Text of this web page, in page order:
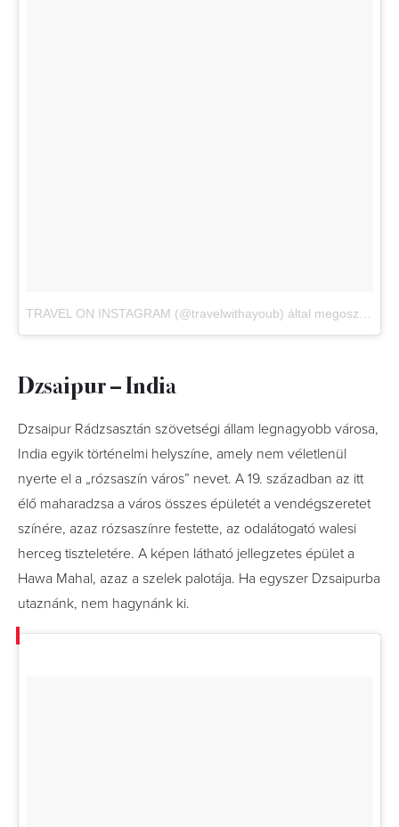
Dzsaipur – India
Dzsaipur Rádzsasztán szövetségi állam legnagyobb városa,
India egyik történelmi helyszíne, amely nem véletlenül
nyerte el a „rózsaszín város” nevet. A 19. században az itt
élő maharadzsa a város összes épületét a vendégszeretet
színére, azaz rózsaszínre festette, az odalátogató walesi
herceg tiszteletére. A képen látható jellegzetes épület a
Hawa Mahal, azaz a szelek palotája. Ha egyszer Dzsaipurba
utaznánk, nem hagynánk ki.